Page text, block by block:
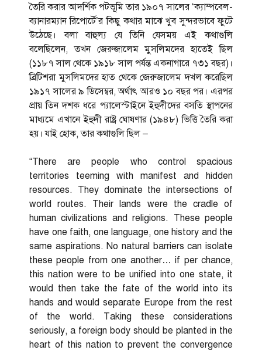
তৈরি করার আদর্শিক পটভূমি তার ১৯০৭ সালের ‘ক্যাম্পবেল-
ব্যানারম্যান রিপোর্টে’র কিছু কথার মাঝে খুব সুন্দরভাবে ফুটে
উঠেছে। বলা বাহুল্য যে তিনি যেসময় এই কথাগুলি
বলেছিলেন, তখন জেরুজালেম মুসলিমদের হাতেই ছিল
(১১৮৭ সাল থেকে ১৯১৮ সাল পর্যন্ত একনাগারে ৭৩১ বছর)।
ব্রিটিশরা মুসলিমদের হাত থেকে জেরুজালেম দখল করেছিল
১৯১৭ সালের ৯ ডিসেম্বর, অর্থাৎ আরও ১০ বছর পর। এরপর
প্রায় তিন দশক ধরে প্যালেস্টাইনে ইহুদীদের বসতি স্থাপনের
মাধ্যমে এখানে ইহুদী রাষ্ট্র ঘোষণার (১৯৪৮) ভিত্তি তৈরি করা
হয়। যাই হোক, তার কথাগুলি ছিল –
“There are people who control spacious
territories teeming with manifest and hidden
resources. They dominate the intersections of
world routes. Their lands were the cradle of
human civilizations and religions. These people
have one faith, one language, one history and the
same aspirations. No natural barriers can isolate
these people from one another… if per chance,
this nation were to be unified into one state, it
would then take the fate of the world into its
hands and would separate Europe from the rest
of the world. Taking these considerations
seriously, a foreign body should be planted in the
heart of this nation to prevent the convergence